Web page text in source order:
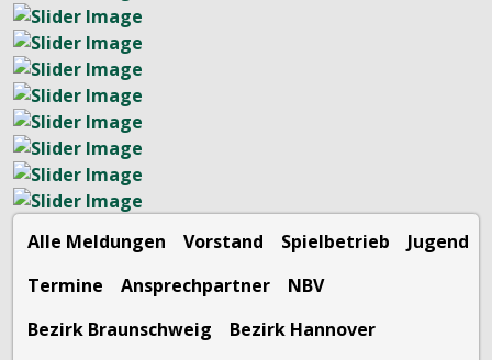
Alle Meldungen Vorstand Spielbetrieb
Jugend
Termine
Ansprechpartner
NBV
Bezirk Braunschweig
Bezirk Hannover